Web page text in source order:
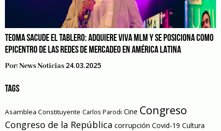
TEOMA SACUDE EL TABLERO: ADQUIERE VIVA MLM Y SE POSICIONA COMO
EPICENTRO DE LAS REDES DE MERCADEO EN AMÉRICA LATINA
Por:News Noticias 24.03.2025
TAGS
Asamblea Constituyente Carlos Parodi Cine Congreso
Congreso de la República corrupción Covid-19 Cultura